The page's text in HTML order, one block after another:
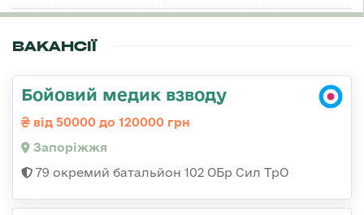
ВАКАНСІЇ
Бойовий медик взводу
від 50000 до 120000 грн
Запоріжжя
79 окремий батальйон 102 ОБр Сил ТрО